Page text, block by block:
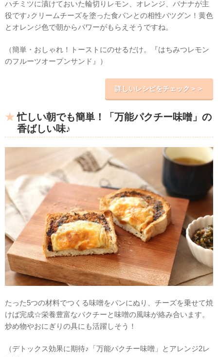
ハチミツに漬けておいた輪切りレモン、オレンジ、バナナが主
役です♪クリームチーズを塗った食パンとの相性バツグン！黄色
とオレンジ色で朝からパワーがもらえそうですね。
（簡単・おしゃれ！トーストにのせるだけ。『はちみつレモン
のフルーツオープンサンド』）
詳しいレシピをチェック＞＞
忙しい朝でも簡単！「万能パクチー味噌」の
香ばしい味♪
たった5つの材料でつくる味噌をパンにぬり、チーズを乗せて焼
けば完成☆栄養豊富なパクチーと味噌の風味が絡み合います。
炒め物やおにぎりの具にも活躍しそう！
（デトックス効果に期待♪「万能パクチー味噌」とアレンジ2レ